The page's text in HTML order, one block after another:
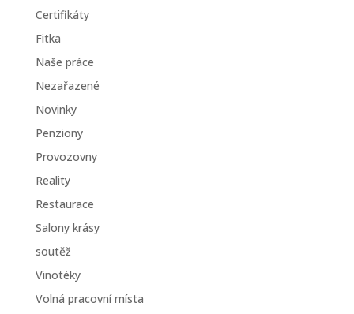
Certifikáty
Fitka
Naše práce
Nezařazené
Novinky
Penziony
Provozovny
Reality
Restaurace
Salony krásy
soutěž
Vinotéky
Volná pracovní místa